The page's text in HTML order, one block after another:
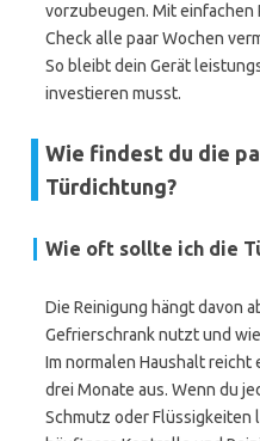
vorzubeugen. Mit
Check alle paar Wochen
So bleibt dein Gerät
investieren musst.
Wie findest du die
Türdichtung?
Wie oft sollte ich die
Die Reinigung hängt davon
Gefrierschrank nutzt und
Im normalen Haushalt reicht
drei Monate aus. Wenn du
Schmutz oder Flüssigkeiten